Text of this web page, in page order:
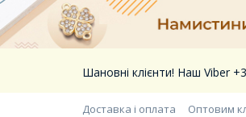
Шановні клієнти! Наш Viber
Доставка і оплата Оптовим